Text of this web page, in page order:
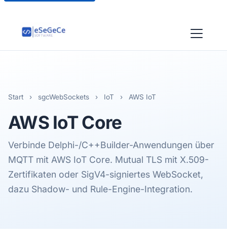
Start › sgcWebSockets › IoT › AWS IoT
AWSIoT Core
Verbinde Delphi-/C++Builder-Anwendungen über
MQTT mit AWS IoT Core. Mutual TLS mit X.509-
Zertifikaten oder SigV4-signiertes WebSocket,
dazu Shadow- und Rule-Engine-Integration.